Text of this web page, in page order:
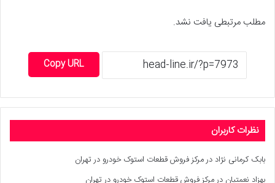
مطلب مرتبطی یافت نشد.
Copy URL
نظرات کاربران
بابک کرمانی نژاد درمرکز فروش قطعات استوک خودرو در تهران
بهزاد نعمتیان در مرکز فروش قطعات استوک خودرو در تهران